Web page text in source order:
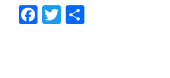
F
ac
T
w